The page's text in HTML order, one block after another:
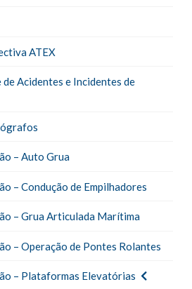
ATEX
Acidentes e Incidentes de
– Auto Grua
– Condução de Empilhadores
– Grua Articulada Marítima
– Operação de Pontes Rolantes
– Plataformas Elevatórias